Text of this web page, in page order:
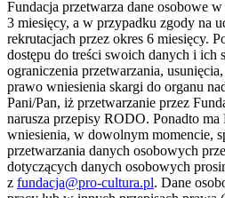
Fundacja przetwarza dane osobowe
3 miesięcy, a w przypadku zgody na
rekrutacjach przez okres 6 miesięcy.
dostępu do treści swoich danych i ich
ograniczenia przetwarzania,
prawo wniesienia skargi do organu
Pani/Pan, iż przetwarzanie przez
narusza przepisy RODO. Ponadto ma
wniesienia, w dowolnym momencie,
przetwarzania danych osobowych
dotyczących danych osobowych
z fundacja@pro-cultura.pl. Dane